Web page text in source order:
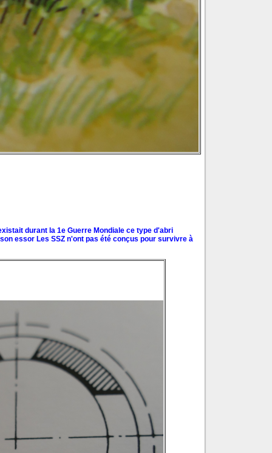
durant la 1e Guerre Mondiale ce type d'abri
essor Les SSZ n'ont pas été conçus pour survivre à